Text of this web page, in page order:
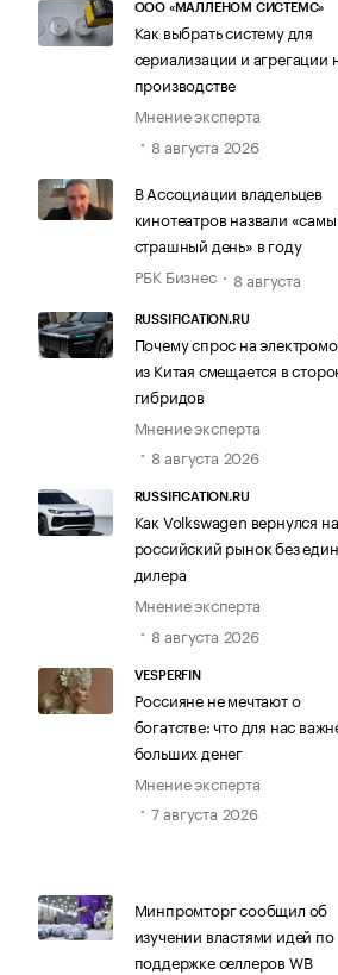
ООО «МАЛЛЕНОМ СИСТЕМС»
Как выбрать систему для
сериализации и агрегации
производстве
Мнение эксперта
8 августа 2026
В Ассоциации владельцев
кинотеатров назвали
страшный день» в году
РБК Бизнес
8 августа
RUSSIFICATION.RU
Почему спрос на
из Китая смещается в
гибридов
Мнение эксперта
8 августа 2026
RUSSIFICATION.RU
Как Volkswagen вернулся на
российский рынок без
дилера
Мнение эксперта
8 августа 2026
VESPERFIN
Россияне не мечтают о
богатстве: что для нас
больших денег
Мнение эксперта
7 августа 2026
Минпромторг сообщил об
изучении властями идей по
поддержке селлеров WB